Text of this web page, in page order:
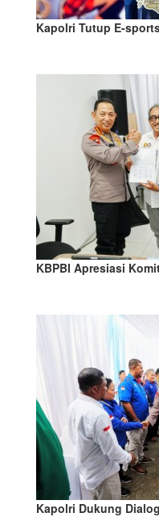
Kapolri Tutup E-
KBPBI Apresiasi
Kapolri Dukung